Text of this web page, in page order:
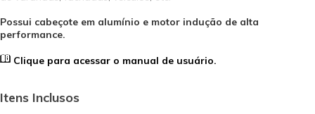
Possui cabeçote em alumínio e motor indução de alta
performance.
Clique para acessar o manual de usuário.
Itens Inclusos